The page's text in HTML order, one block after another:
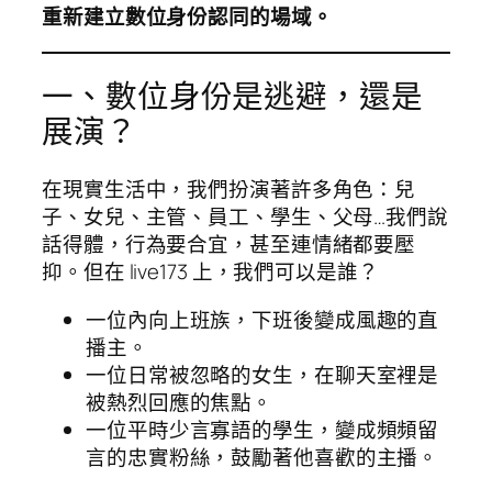
重新建立數位身份認同的場域。
一、數位身份是逃避，還是
展演？
在現實生活中，我們扮演著許多角色：兒
子、女兒、主管、員工、學生、父母…我們說
話得體，行為要合宜，甚至連情緒都要壓
抑。但在 live173 上，我們可以是誰？
一位內向上班族，下班後變成風趣的直
播主。
一位日常被忽略的女生，在聊天室裡是
被熱烈回應的焦點。
一位平時少言寡語的學生，變成頻頻留
言的忠實粉絲，鼓勵著他喜歡的主播。